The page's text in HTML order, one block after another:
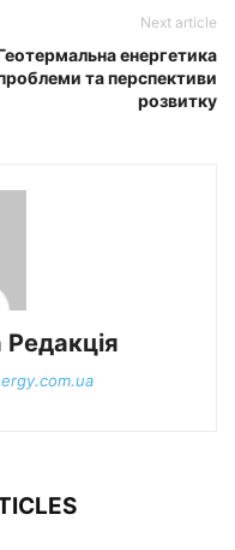
Next article
енергетика
та перспективи
розвитку